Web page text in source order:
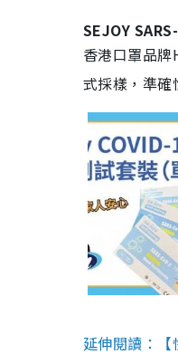
SEJOY
香港口罩品
式採樣，準確
延伸閱讀：